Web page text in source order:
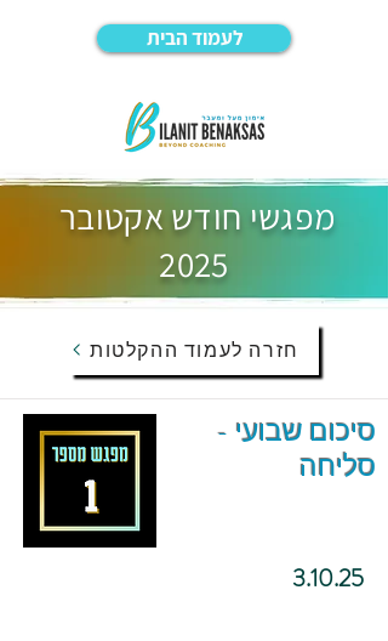
לעמוד הבית
מפגשי חודש אקטובר
2025
חזרה לעמוד ההקלטות
סיכום שבועי -
סליחה
3.10.25